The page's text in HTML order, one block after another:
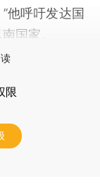
他呼吁发达国
国家。
限